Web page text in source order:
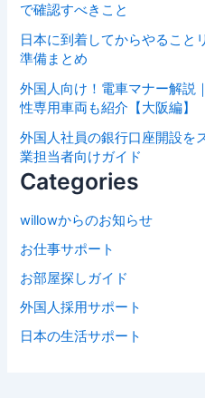
で確認すべきこと
日本に到着してからやること
準備まとめ
外国人向け！電車マナー解説
性専用車両も紹介【大阪編】
外国人社員の銀行口座開設を
業担当者向けガイド
Categories
willowからのお知らせ
お仕事サポート
お部屋探しガイド
外国人採用サポート
日本の生活サポート